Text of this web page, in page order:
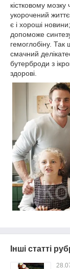
кістковому
укорочений
є і хороші
допоможе
гемоглобіну. Так
смачний
бутерброди з
здорові.
Інші статті